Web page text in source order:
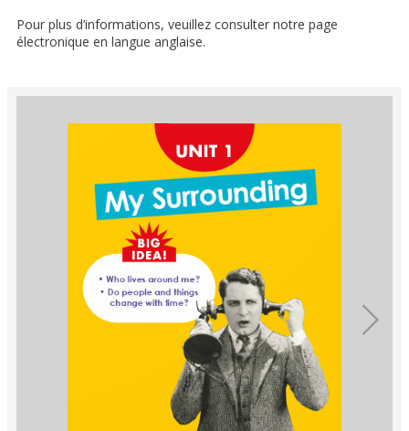
Pour plus d’informations, veuillez consulter notre page
électronique en langue anglaise.